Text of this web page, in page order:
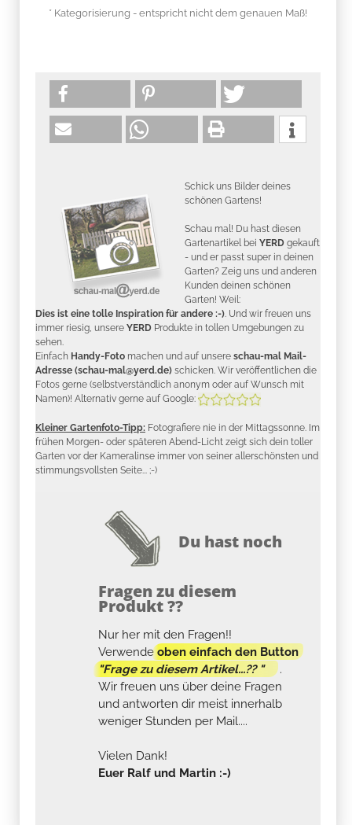
* Kategorisierung - entspricht nicht dem genauen Maß!
Schick uns Bilder deines
schönen Gartens!
Schau mal! Du hast diesen
Gartenartikel bei YERD gekauft
- und er passt super in deinen
Garten? Zeig uns und anderen
Kunden deinen schönen
Garten! Weil:
Dies ist eine tolle Inspiration für andere :-) . Und wir freuen uns
immer riesig, unsere YERD Produkte in tollen Umgebungen zu
sehen.
Einfach Handy-Foto machen und auf unsere schau-mal Mail-
Adresse (schau-mal@yerd.de) schicken. Wir veröffentlichen die
Fotos gerne (selbstverständlich anonym oder auf Wunsch mit
Namen)! Alternativ gerne auf Google:
Kleiner Gartenfoto-Tipp: Fotografiere nie in der Mittagssonne. Im
frühen Morgen- oder späteren Abend-Licht zeigt sich dein toller
Garten vor der Kameralinse immer von seiner allerschönsten und
stimmungsvollsten Seite... ;-)
Du hast noch
Fragen zu diesem
Produkt ??
Nur her mit den Fragen!!
Verwendeoben einfach den Button
"Frage zu diesem Artikel...?? "
.
Wir freuen uns über deine Fragen
und antworten dir meist innerhalb
weniger Stunden per Mail....
Vielen Dank!
Euer Ralf und Martin :-)